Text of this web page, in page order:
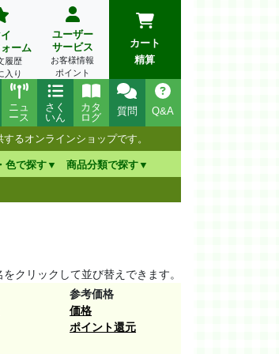
ーム
履歴
入り
ユーザー
サービス
お客様情報
ポイント
カート
精算
Q&A
質問
カタ
ログ
さく
いん
ニュ
ース
るオンラインショップです。
色で探す 商品分類で探す
をクリックして並び替えできます。
参考価格
価格
ポイント還元